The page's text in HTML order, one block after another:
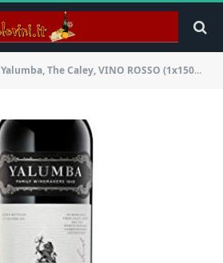
Yalumba, The Caley, VINO ROSSO (1x150cl) MAGNUM Australia/Coonawarra & Barossa Valle